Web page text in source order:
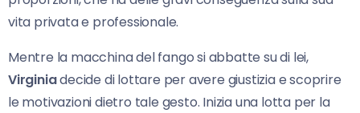
vita privata e professionale.
Mentre la macchina del fango si abbatte su di lei,
Virginiadecide di lottare per avere giustizia e scoprire
le motivazioni dietro tale gesto. Inizia una lotta per la